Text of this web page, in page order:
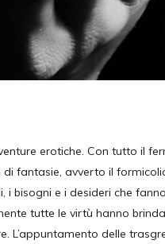
erotiche. Con tutto il
fantasie, avverto il
bisogni e i desideri che
tutte le virtù hanno
delle